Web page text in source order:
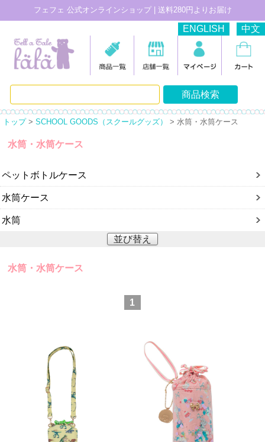
フェフェ 公式オンラインショップ | 送料280円よりお届け
ENGLISH 中文
トップ> SCHOOL GOODS（スクールグッズ） > 水筒・水筒ケース
水筒・水筒ケース
ペットボトルケース
水筒ケース
水筒
並び替え
水筒・水筒ケース
1